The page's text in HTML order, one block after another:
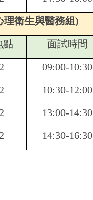
理衛生與醫務組)
點 面試時間
09:00-10:30
10:30-12:00
13:00-14:30
14:30-16:30